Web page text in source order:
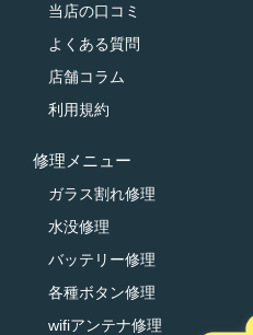
当店の口コミ
よくある質問
店舗コラム
利用規約
修理メニュー
ガラス割れ修理
水没修理
バッテリー修理
各種ボタン修理
wifiアンテナ修理